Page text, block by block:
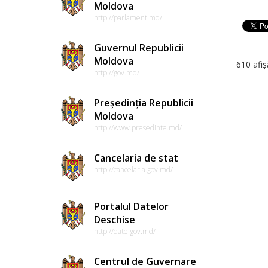
Moldova
http://parlament.md/
Guvernul Republicii
Moldova
http://gov.md/
Președinția Republicii
Moldova
http://www.presedinte.md/
Cancelaria de stat
http://cancelaria.gov.md/
Portalul Datelor
Deschise
http://date.gov.md/
Centrul de Guvernare
610